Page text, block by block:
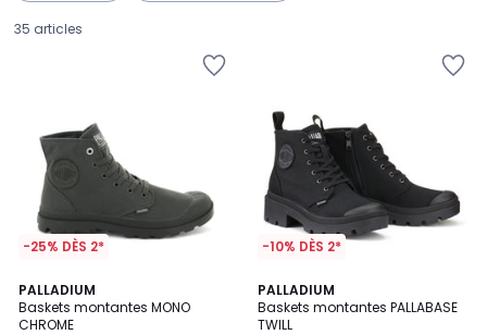
35 articles
-25% DÈS 2*
PALLADIUM
Baskets montantes MONO
CHROME
4,7
/ 5
3
Couleurs
-10% DÈS 2*
PALLADIUM
Baskets montantes PALLABASE
TWILL
4
/
5
2
Couleurs